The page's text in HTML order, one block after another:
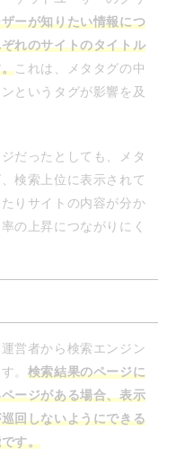
ーが知りたい情報につ
れのサイトのタイトル
これは、メタタグの中
というタグが影響を及
だったとしても、メタ
検索上位に表示されて
りサイトの内容が分か
の上昇につながりにく
営者から検索エンジン
。 検索結果のページに
ージがある場合、表示
回しないようにできる
す。